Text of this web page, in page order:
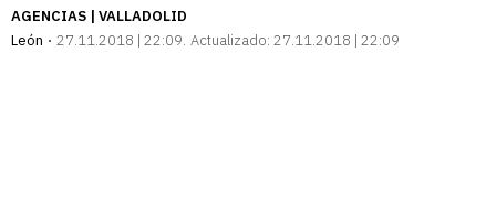
AGENCIAS | VALLADOLID
León
27.11.2018 | 22:09 Actualizado: 27.11.2018 | 22:09